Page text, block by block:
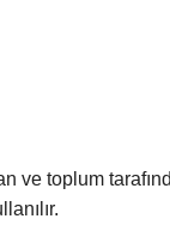
ve toplum